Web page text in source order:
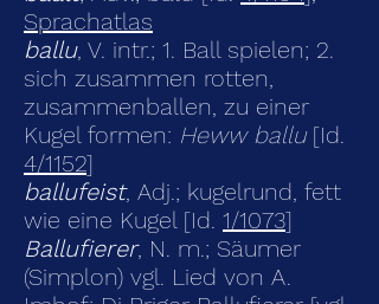
Sprachatlas
ballu, V. intr.; 1. Ball spielen; 2.
sich zusammen rotten,
zusammenballen, zu einer
Kugel formen: Heww ballu [Id.
4/1152]
ballufeist, Adj.; kugelrund, fett
wie eine Kugel [Id. 1/1073]
Ballufierer, N. m.; Säumer
(Simplon) vgl. Lied von A.